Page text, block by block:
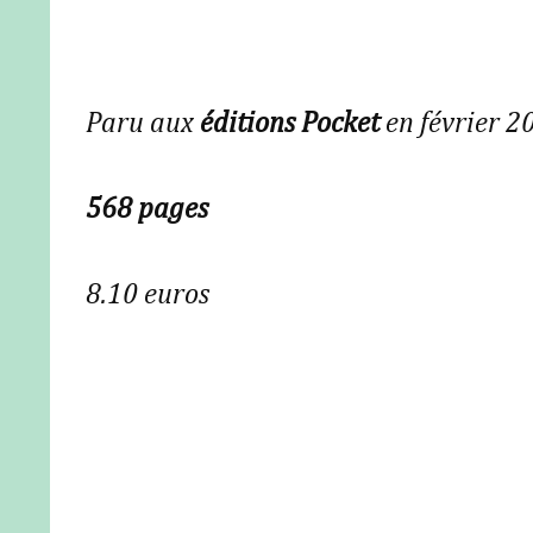
Paru aux éditions Pocketen février
568 pages
8.10 euros